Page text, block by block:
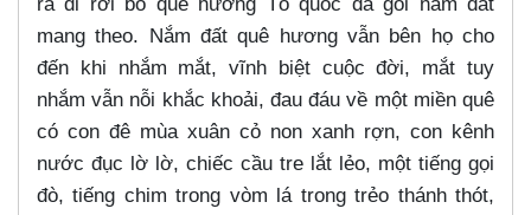
mang theo. Nắm đất quê hương vẫn bên họ cho
đến khi nhắm mắt, vĩnh biệt cuộc đời, mắt tuy
nhắm vẫn nỗi khắc khoải, đau đáu về một miền quê
có con đê mùa xuân cỏ non xanh rợn, con kênh
nước đục lờ lờ, chiếc cầu tre lắt lẻo, một tiếng gọi
đò, tiếng chim trong vòm lá trong trẻo thánh thót,